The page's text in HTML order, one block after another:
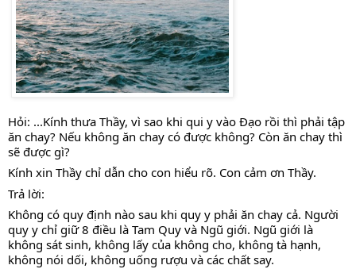
Hỏi: ...Kính thưa Thầy, vì sao khi qui y vào Đạo rồi thì phải tập
ăn chay? Nếu không ăn chay có được không? Còn ăn chay thì
sẽ được gì?
Kính xin Thầy chỉ dẫn cho con hiểu rõ. Con cảm ơn Thầy.
Trả lời:
Không có quy định nào sau khi quy y phải ăn chay cả. Người
quy y chỉ giữ 8 điều là Tam Quy và Ngũ giới. Ngũ giới là
không sát sinh, không lấy của không cho, không tà hạnh,
không nói dối, không uống rượu và các chất say.